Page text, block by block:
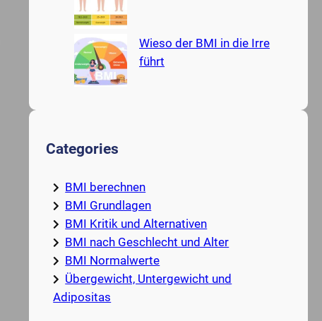
Wieso der BMI in die Irre
führt
Categories
BMI berechnen
BMI Grundlagen
BMI Kritik und Alternativen
BMI nach Geschlecht und Alter
BMI Normalwerte
Übergewicht, Untergewicht und
Adipositas